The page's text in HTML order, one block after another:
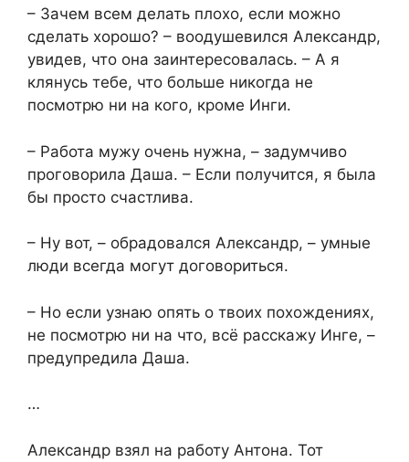
– Зачем всем делать плохо, если можно
сделать хорошо? – воодушевился Александр,
увидев, что она заинтересовалась. – А я
клянусь тебе, что больше никогда не
посмотрю ни на кого, кроме Инги.
– Работа мужу очень нужна, – задумчиво
проговорила Даша. – Если получится, я была
бы просто счастлива.
– Ну вот, – обрадовался Александр, – умные
люди всегда могут договориться.
– Но если узнаю опять о твоих похождениях,
не посмотрю ни на что, всё расскажу Инге, –
предупредила Даша.
…
Александр взял на работу Антона. Тот